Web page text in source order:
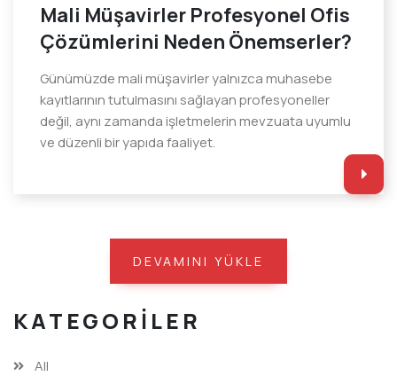
Mali Müşavirler Profesyonel Ofis
Çözümlerini Neden Önemserler?
Günümüzde mali müşavirler yalnızca muhasebe
kayıtlarının tutulmasını sağlayan profesyoneller
değil, aynı zamanda işletmelerin mevzuata uyumlu
ve düzenli bir yapıda faaliyet.
DEVAMINI YÜKLE
KATEGORILER
All